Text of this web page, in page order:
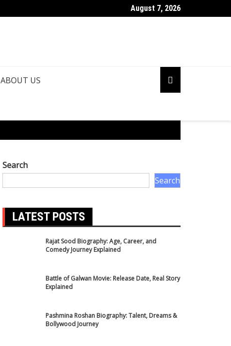
August 7, 2026
ABOUT US
Search
Search
LATEST POSTS
Rajat Sood Biography: Age, Career, and
Comedy Journey Explained
Battle of Galwan Movie: Release Date, Real Story
Explained
Pashmina Roshan Biography: Talent, Dreams &
Bollywood Journey